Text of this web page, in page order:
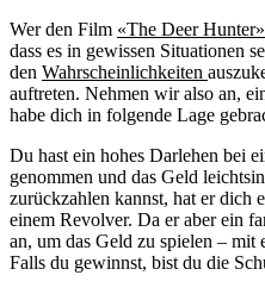
Wer den Film «The Deer Hunter»
dass es in gewissen Situationen
den Wahrscheinlichkeiten
auftreten. Nehmen wir also an,
habe dich in folgende Lage
Du hast ein hohes Darlehen bei
genommen und das Geld
zurückzahlen kannst, hat er dich
einem Revolver. Da er aber ein
an, um das Geld zu spielen – mit
Falls du gewinnst, bist du die